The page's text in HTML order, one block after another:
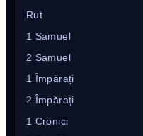
Rut
1 Samuel
2 Samuel
1 Împărați
2 Împărați
1 Cronici